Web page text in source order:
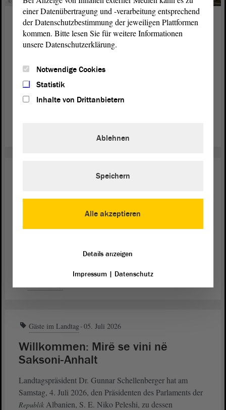
Europa 23. Feb. 2026
Ukraine-Flüchtlinge in Sachsen-
Der russische Angriffskrieg auf die Ukraine dauert
mittlerweile über dreieinhalb Jahre. Mehr als 9 Millionen
Menschen sind aus der Ukraine geflohen, rund 42000 von
Konstituierung vor fünf Jahren
Heute vor exakt fünf Jahren – am 6. Juli 2021 – kamen die
konstituierenden Sitzung des Landtags von Sachsen-Anhalt
Gäste im Landtag 05. Juli 2026
Willkommen: Mirë se vini në
Saksoni-Anhalt
Landtagspräsident Dr. Gunnar Schellenberger hat am
Samstag, 4. Juli 2026, den Präsidenten des Parlaments der
Republik Albanien, S. E. Niko Peleshi, zu dessen
einer Datenübertragung und -verarbeitung entsprechend
der Datenschutzbestimmung der jeweiligen Plattformen
kommen. Bitte lesen Sie für weitere Informationen
unsere Datenschutzerklärung.
Notwendige Cookies
Statistik
Inhalte von Drittanbietern
Alle akzeptieren
Ablehnen
Speichern
Details anzeigen
Impressum| Datenschutz